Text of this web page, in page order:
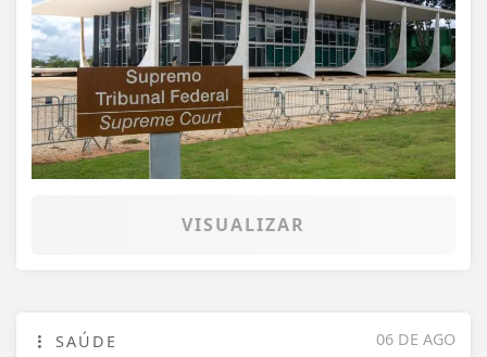
VISUALIZAR
06 DE AGO
SAÚDE